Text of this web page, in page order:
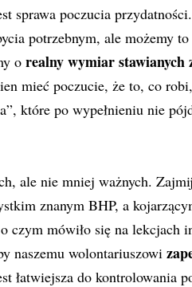
sprawa poczucia
potrzebnym, ale możemy
o realny wymiar stawianych
mieć poczucie, że to, co
które po wypełnieniu nie
ale nie mniej ważnych.
znanym BHP, a
czym mówiło się na lekcjach
naszemu wolontariuszowi
łatwiejsza do kontrolowania